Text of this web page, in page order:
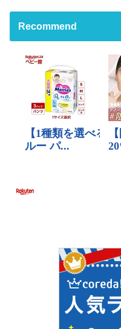
Recommend